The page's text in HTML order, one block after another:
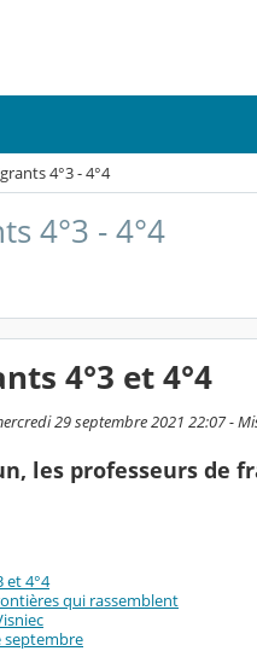
4°3 - 4°4
4°3 - 4°4
4°3 et 4°4
29 septembre 2021 22:07 -
les professeurs de
et 4°4
qui rassemblent
septembre